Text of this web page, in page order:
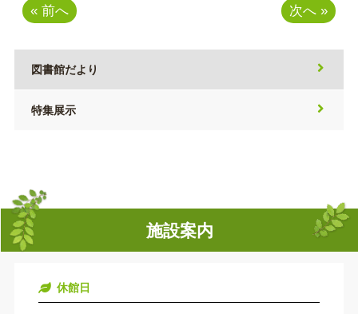
« 前へ 次へ »
図書館だより
特集展示
施設案内
休館日